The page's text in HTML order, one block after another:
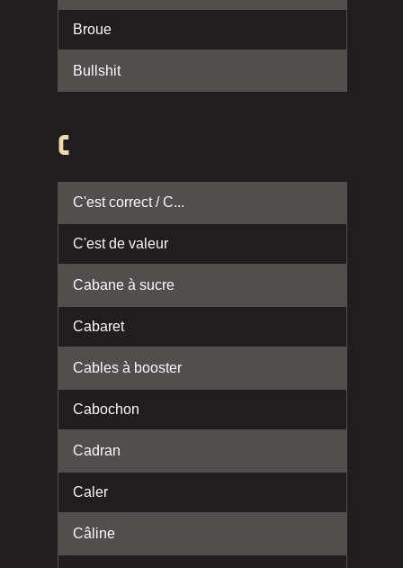
Broue
Bullshit
C
C'est correct / C...
C'est de valeur
Cabane à sucre
Cabaret
Cables à booster
Cabochon
Cadran
Caler
Câline